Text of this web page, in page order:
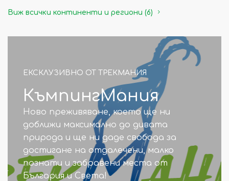
Виж всички континенти и региони (6)
ЕКСКЛУЗИВНО ОТ ТРЕКМАНИЯ
КъмпингМания
Ново преживяване, което ще ни
доближи максимално до дивата
природа и ще ни даде свобода за
достигане на отдалечени, малко
познати и забравени места от
България и Света!